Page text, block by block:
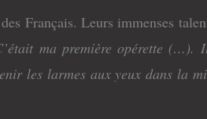
Français. Leurs immenses
ma première opérette (…).
les larmes aux yeux dans la